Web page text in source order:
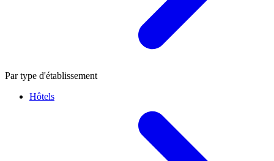
Par type d'établissement
Hôtels